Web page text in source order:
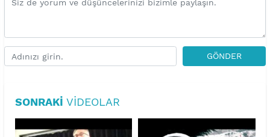
GÖNDER
SONRAKI VIDEOLAR